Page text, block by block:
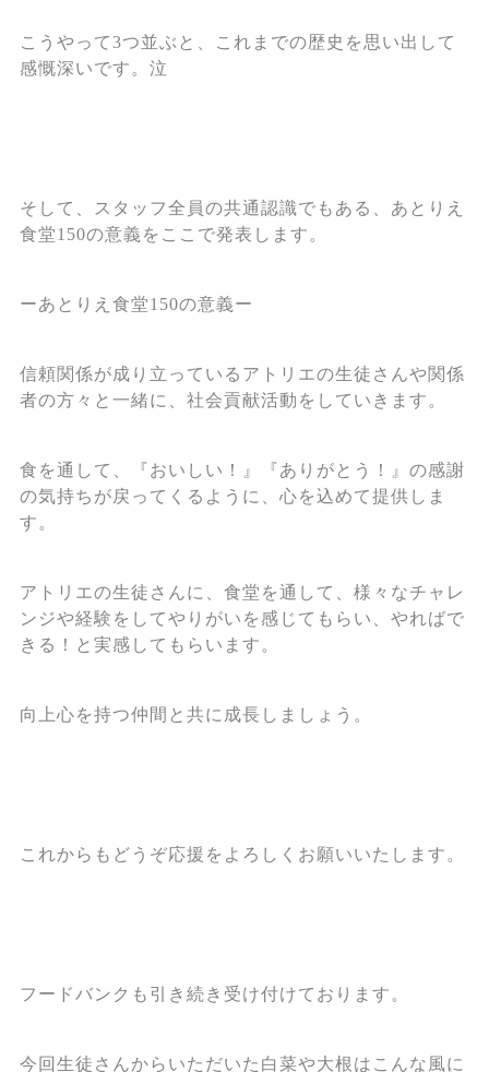
こうやって3つ並ぶと、これまでの歴史を思い出して
感慨深いです。泣
そして、スタッフ全員の共通認識でもある、あとりえ
食堂150の意義をここで発表します。
ーあとりえ食堂150の意義ー
信頼関係が成り立っているアトリエの生徒さんや関係
者の方々と一緒に、社会貢献活動をしていきます。
食を通して、『おいしい！』『ありがとう！』の感謝
の気持ちが戻ってくるように、心を込めて提供しま
す。
アトリエの生徒さんに、食堂を通して、様々なチャレ
ンジや経験をしてやりがいを感じてもらい、やればで
きる！と実感してもらいます。
向上心を持つ仲間と共に成長しましょう。
これからもどうぞ応援をよろしくお願いいたします。
フードバンクも引き続き受け付けております。
今回生徒さんからいただいた白菜や大根はこんな風に